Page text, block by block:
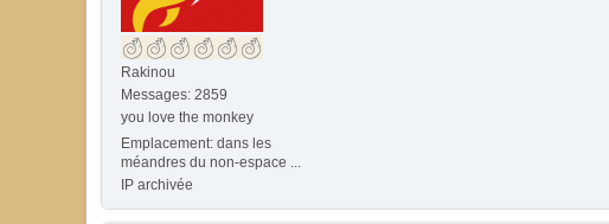
Rakinou
Messages: 2859
you love the monkey
Emplacement: dans les
méandres du non-espace ...
IP archivée